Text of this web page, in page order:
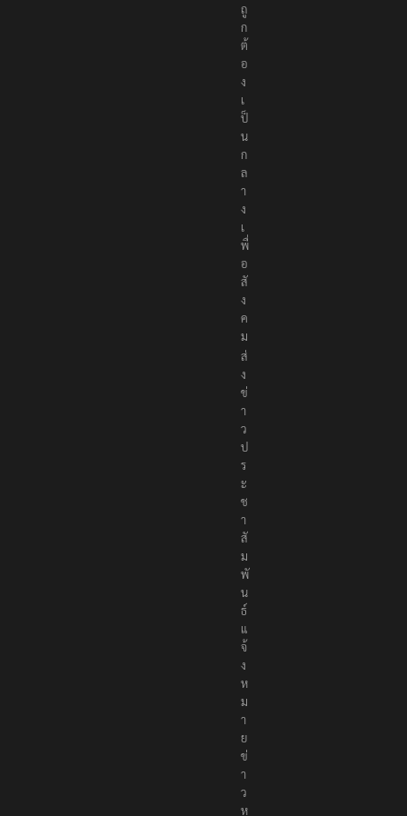
ถู
ก
ต้
อ
ง
เ
ป็
น
ก
ล
า
ง
เ
พื่
อ
สั
ง
ค
ม
ส่
ง
ข่
า
ว
ป
ร
ะ
ช
า
สั
ม
พั
น
ธ์
แ
จ้
ง
ห
ม
า
ย
ข่
า
ว
ห